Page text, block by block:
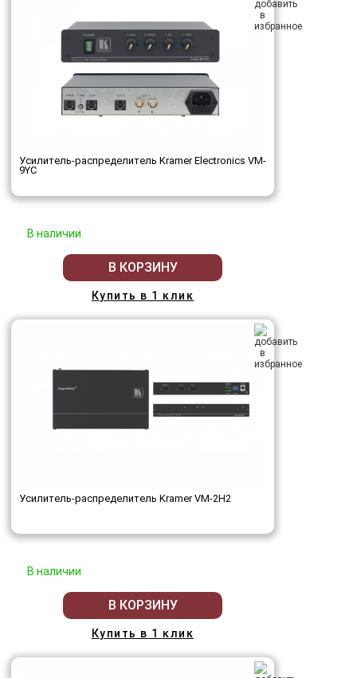
Усилитель-распределитель Kramer Electronics VM-
9YC
В наличии
В КОРЗИНУ
Купить в 1 клик
Усилитель-распределитель Kramer VM-2H2
В наличии
В КОРЗИНУ
Купить в 1 клик